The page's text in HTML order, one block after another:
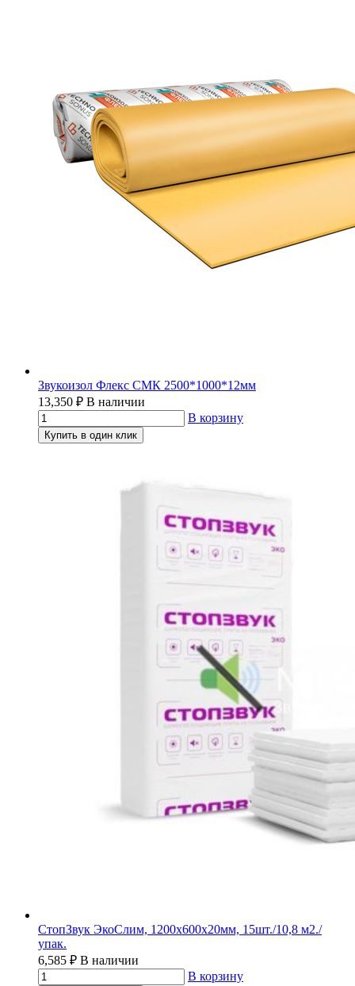
Звукоизол Флекс СМК 2500*1000*12мм
13,350 ₽ В наличии
В корзину
Купить в один клик
СтопЗвук ЭкоСлим, 1200х600х20мм, 15шт./10,8 м2./
упак.
6,585 ₽ В наличии
В корзину